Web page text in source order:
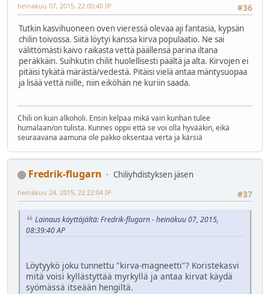
#36
heinäkuu 07, 2015, 22:00:40 IP
Tutkin kasvihuoneen oven vieressä olevaa aji fantasia, kypsän
chilin toivossa. Siitä löytyi kanssa kirva populaatio. Ne sai
välittömästi kaivo raikasta vettä päällensä parina iltana
peräkkäin. Suihkutin chilit huolellisesti päältä ja alta. Kirvojen ei
pitäisi tykätä märästä/vedestä. Pitäisi vielä antaa mäntysuopaa
ja lisää vettä niille, niin eiköhän ne kuriin saada.
Chili on kuin alkoholi. Ensin kelpaa mikä vain kunhan tulee
humalaan/on tulista. Kunnes oppii että se voi olla hyvääkin, eikä
seuraavana aamuna ole pakko oksentaa verta ja kärsiä
Fredrik-flugarn
Chiliyhdistyksen jäsen
#37
heinäkuu 24, 2015, 22:22:04 IP
Lainaus käyttäjältä: Fredrik-flugarn - heinäkuu 07, 2015,
08:39:40 AP
Löytyykö joku tunnettu "kirva-magneetti"? Koristekasvi
mitä voisi kyllästyttää myrkyllä ja antaa kirvat käydä
syömässä itseään hengiltä.